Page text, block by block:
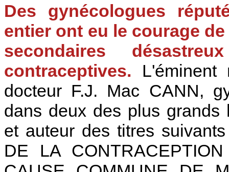
Des gynécologues
entier ont eu le courage
secondaires
contraceptives. L'éminent
docteur F.J. Mac CANN,
dans deux des plus grands
et auteur des titres
DE LA